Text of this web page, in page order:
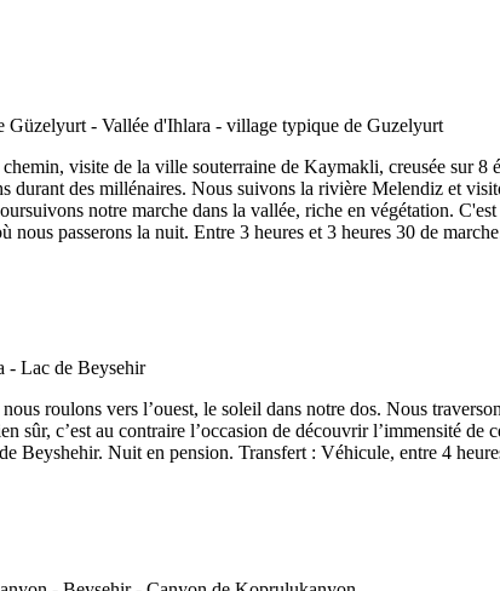
visite de la ville souterraine de Kaymakli, creusée sur
des millénaires. Nous suivons la rivière Melendiz et
notre marche dans la vallée, riche en végétation.
passerons la nuit. Entre 3 heures et 3 heures 30 de
roulons vers l’ouest, le soleil dans notre dos. Nous
c’est au contraire l’occasion de découvrir l’immensité
Beyshehir. Nuit en pension. Transfert : Véhicule, entre 4